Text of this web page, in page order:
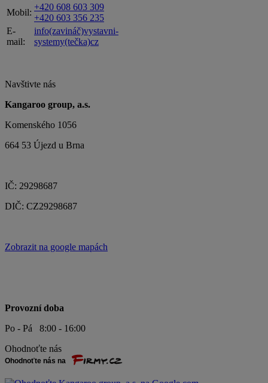
Mobil:
+420 608 603 309
+420 603 356 235
E-
mail:
info(zavináč)vystavni-
systemy(tečka)cz
Navštivte nás
Kangaroo group, a.s.
Komenského 1056
664 53 Újezd u Brna
IČ: 29298687
DIČ: CZ29298687
Zobrazit na google mapách
Provozní doba
Po - Pá 8:00 - 16:00
Ohodnoťte nás